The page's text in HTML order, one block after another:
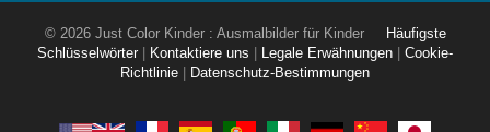
© 2026 Just Color Kinder : Ausmalbilder für Kinder
Häufigste
Schlüsselwörter
Kontaktiere uns Legale Erwähnungen
Cookie-
Richtlinie
Datenschutz-Bestimmungen